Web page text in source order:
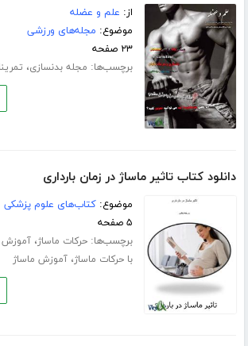
از: علم و عضله
موضوع: مجله‌های ورزشی
۲۳ صفحه
برچسب‌ها: مجله بدنسازی،
دانلود کتاب تاثیر ماساژ در زمان بارداری
موضوع:کتاب‌های علوم پزشکی
۵ صفحه
برچسب‌ها:حرکات ماساژ،آموزش
با حرکات ماساژ،آموزش ماساژ